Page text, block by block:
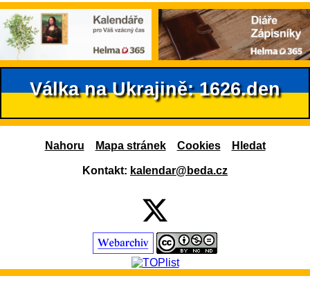
Válka na Ukrajině: 1626.den
Nahoru Mapa stránek Cookies Hledat
Kontakt: kalendar@beda.cz